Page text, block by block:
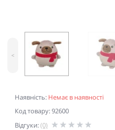
Наявність: Немає в наявності
Код товару: 92600
Відгуки:(0)
<